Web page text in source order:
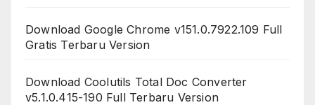
Download Google Chrome v151.0.7922.109 Full
Gratis Terbaru Version
Download Coolutils Total Doc Converter
v5.1.0.415-190 Full Terbaru Version